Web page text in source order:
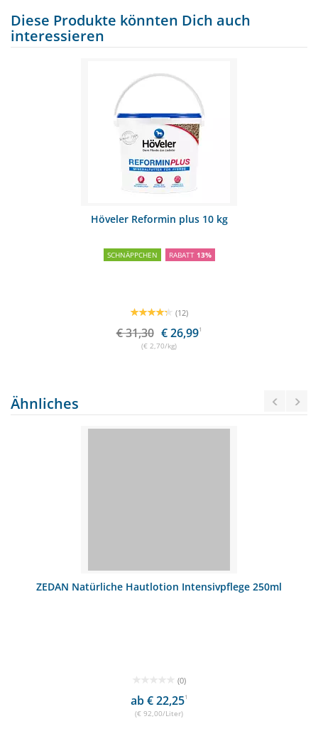
Diese Produkte könnten Dich auch
interessieren
Höveler Reformin plus 10 kg
SCHNÄPPCHEN RABATT 13%
(12)
€ 31,30 € 26,991
(€ 2,70/kg)
Ähnliches
ZEDAN Natürliche Hautlotion Intensivpflege 250ml
(0)
ab € 22,251
(€ 92,00/Liter)